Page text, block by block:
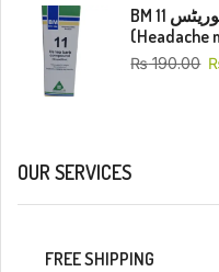
BM 11 سر درد مائیگرین اور نیوریٹس
(Headache
₨190.00
OUR SERVICES
FREE SHIPPING